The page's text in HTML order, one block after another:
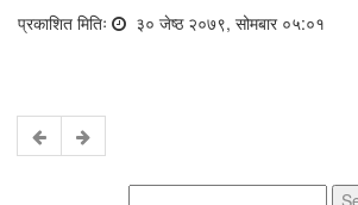
प्रकाशित मितिः ३० जेष्ठ २०७९, सोमबार ०५:०१